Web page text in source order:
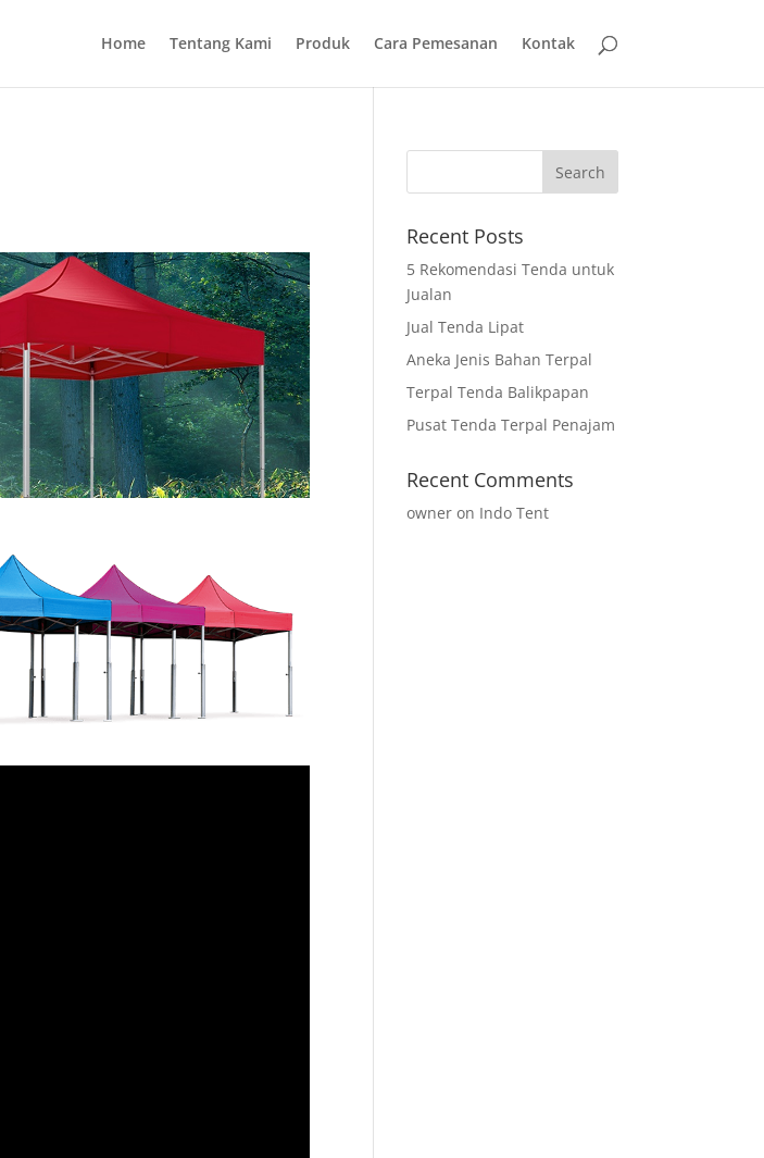
Home Tentang Kami Produk Cara Pemesanan Kontak
Recent Posts
5 Rekomendasi Tenda untuk
Jualan
Jual Tenda Lipat
Aneka Jenis Bahan Terpal
Terpal Tenda Balikpapan
Pusat Tenda Terpal Penajam
Recent Comments
owner on Indo Tent